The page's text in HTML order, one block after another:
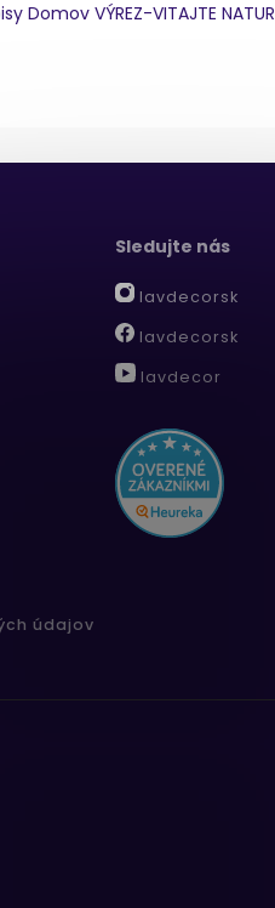
Domov VÝREZ-VITAJTE
údajov
Sledujte nás
lavdecorsk
lavdecorsk
lavdecor